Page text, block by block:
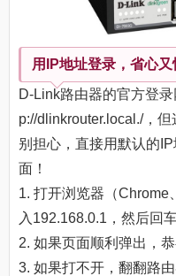
用IP地址登录，省心又
D-Link路由器的官方登
p://dlinkrouter.local./，但
别担心，直接用默认的
面！
1. 打开浏览器（Chrome
入192.168.0.1，然后回车
2. 如果页面顺利弹出，
3. 如果打不开，翻翻路